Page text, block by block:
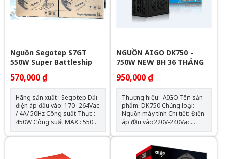
Nguồn Segotep S7GT
550W Super Battleship
570,000 ₫
Hãng sản xuất : Segotep Dải
điện áp đầu vào: 170- 264Vac
/ 4A/ 50Hz Công suất Thực :
450W Công suất MAX : 550W
Hiệu suất > 79%-80% Thiết
kế cáp bẹ cao cấp Quạt làm
biến nhiệt độ AI Cooler độc
NGUỒN AIGO DK750 -
750W NEW BH 36 THÁNG
950,000 ₫
Thương hiệu: AIGO Tên sản
phẩm: DK750 Chủng loại:
Nguồn máy tính Chi tiết: Điện
áp đầu vào220V-240Vac
Công suất tối đa: 750W Quạt:
120mm Tiêu chuẩn Kích
thước (CxRxD)150mm x
140mm x 85mm Chiều dài